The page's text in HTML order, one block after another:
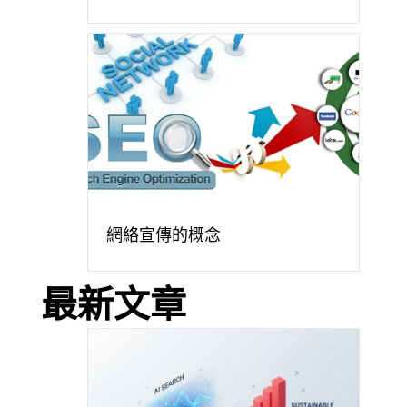
網絡宣傳的概念
最新文章